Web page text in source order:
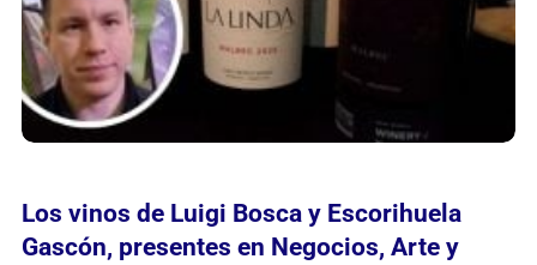
Los vinos de Luigi Bosca y Escorihuela
Gascón, presentes en Negocios, Arte y